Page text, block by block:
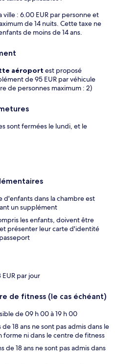
ville : 6.00 EUR par personne et
de 14 nuits. Cette taxe ne
de moins de 14 ans.
aéroport est proposé
de 95 EUR par véhicule
de personnes maximum : 2)
sont fermées le lundi, et le
d'enfants dans la chambre est
un supplément
les enfants, doivent être
présenter leur carte d'identité
par jour
de fitness (le cas échéant)
de 09 h 00 à 19 h 00
18 ans ne sont pas admis dans le
forme ni dans le centre de fitness
de 18 ans ne sont pas admis dans